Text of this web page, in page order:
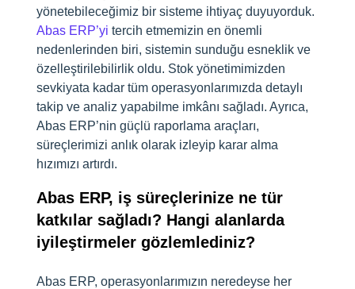
yönetebileceğimiz bir sisteme ihtiyaç duyuyorduk.
Abas ERP’yi tercih etmemizin en önemli
nedenlerinden biri, sistemin sunduğu esneklik ve
özelleştirilebilirlik oldu. Stok yönetimimizden
sevkiyata kadar tüm operasyonlarımızda detaylı
takip ve analiz yapabilme imkânı sağladı. Ayrıca,
Abas ERP’nin güçlü raporlama araçları,
süreçlerimizi anlık olarak izleyip karar alma
hızımızı artırdı.
Abas ERP, iş süreçlerinize ne tür
katkılar sağladı? Hangi alanlarda
iyileştirmeler gözlemlediniz?
Abas ERP, operasyonlarımızın neredeyse her